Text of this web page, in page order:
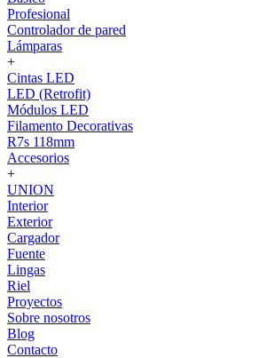
Profesional
Controlador de pared
Lámparas
+
Cintas LED
LED (Retrofit)
Módulos LED
Filamento Decorativas
R7s 118mm
Accesorios
+
UNION
Interior
Exterior
Cargador
Fuente
Lingas
Riel
Proyectos
Sobre nosotros
Blog
Contacto